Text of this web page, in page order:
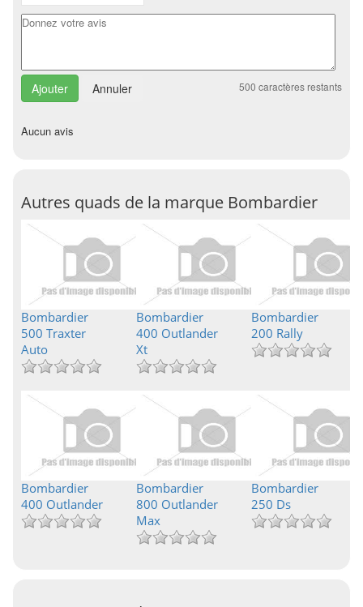
Annuler 500 caractères restants
Aucun avis
Autres quads de la marque Bombardier
Bombardier
500 Traxter
Auto
Bombardier
400 Outlander
Xt
Bombardier
200 Rally
Bombardier
400 Outlander
Bombardier
800 Outlander
Max
Bombardier
250 Ds